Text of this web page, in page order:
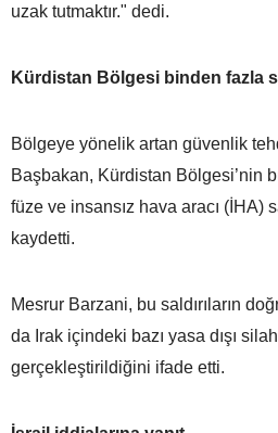
uzak tutmaktır." dedi.
Kürdistan Bölgesi binden fazla
Bölgeye yönelik artan güvenlik
Başbakan, Kürdistan Bölgesi’nin
füze ve insansız hava aracı (İHA)
kaydetti.
Mesrur Barzani, bu saldırıların
da Irak içindeki bazı yasa dışı
gerçekleştirildiğini ifade etti.